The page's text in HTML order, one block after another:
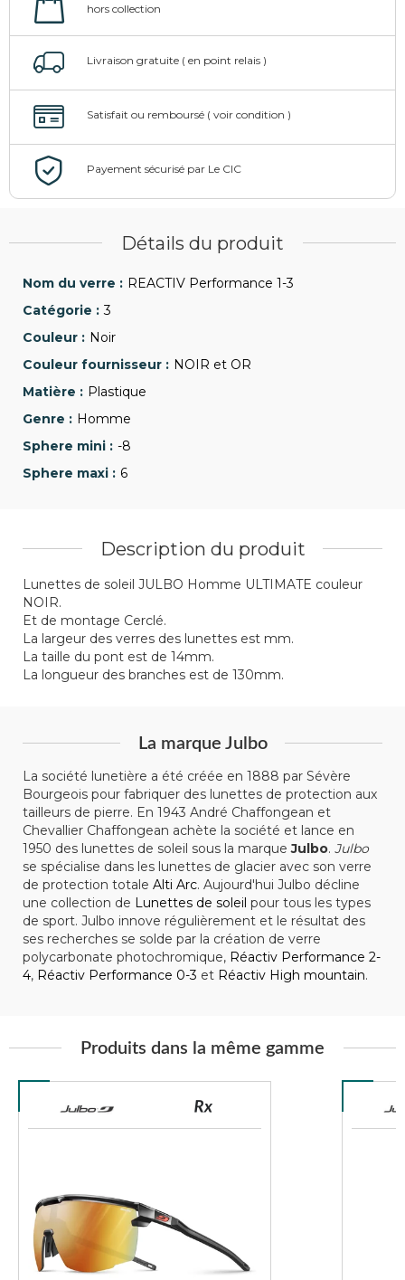
Détails du produit
REACTIV Performance 1-3
3
Noir
NOIR et OR
Plastique
Homme
-8
6
Description du produit
Lunettes de soleil JULBO Homme ULTIMATE couleur
NOIR.
Et de montage Cerclé.
La largeur des verres des lunettes est mm.
La taille du pont est de 14mm.
La longueur des branches est de 130mm.
La marque Julbo
La société lunetière a été créée en 1888 par Sévère
Bourgeois pour fabriquer des lunettes de protection aux
tailleurs de pierre. En 1943 André Chaffongean et
Chevallier Chaffongean achète la société et lance en
1950 des lunettes de soleil sous la marqueJulbo. Julbo
se spécialise dans les lunettes de glacier avec son verre
de protection totale Alti Arc. Aujourd'hui Julbo décline
une collection de Lunettes de soleil pour tous les types
de sport. Julbo innove régulièrement et le résultat des
ses recherches se solde par la création de verre
polycarbonate photochromique, Réactiv Performance 2-
4, Réactiv Performance 0-3 et Réactiv High mountain.
Produits dans la même gamme